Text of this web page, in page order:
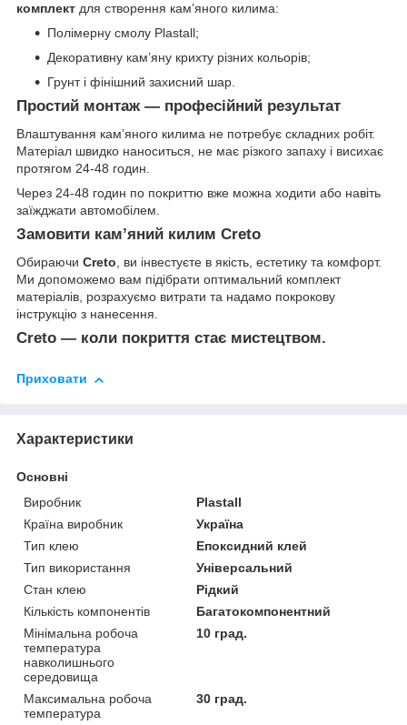
комплект для створення кам’яного килима:
Полімерну смолу Plastall;
Декоративну кам’яну крихту різних кольорів;
Грунт і фінішний захисний шар.
Простий монтаж — професійний результат
Влаштування кам’яного килима не потребує складних робіт.
Матеріал швидко наноситься, не має різкого запаху і висихає
протягом 24-48 годин.
Через 24-48 годин по покриттю вже можна ходити або навіть
заїжджати автомобілем.
Замовити кам’яний килим Creto
Обираючи Creto , ви інвестуєте в якість, естетику та комфорт.
Ми допоможемо вам підібрати оптимальний комплект
матеріалів, розрахуємо витрати та надамо покрокову
інструкцію з нанесення.
Creto — коли покриття стає мистецтвом.
Приховати
Характеристики
Основні
Виробник
Plastall
Країна виробник
Україна
Тип клею
Епоксидний клей
Тип використання
Універсальний
Стан клею
Рідкий
Кількість компонентів
Багатокомпонентний
Мінімальна робоча
температура
навколишнього
середовища
10 град.
Максимальна робоча
температура
30 град.